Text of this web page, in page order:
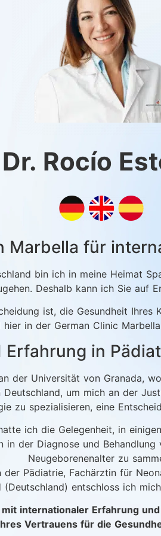
Dr. Rocío
Marbella für
bin ich in meine Heimat
Deshalb kann ich Sie auf
ist, die Gesundheit
in der German Clinic
in
der Universität von Granada,
um mich an der
zu spezialisieren, eine
ich die Gelegenheit, in
der Diagnose und
Neugeborenenalter zu
Pädiatrie, Fachärztin für
entschloss ich
internationaler Erfahrung
Vertrauens für die